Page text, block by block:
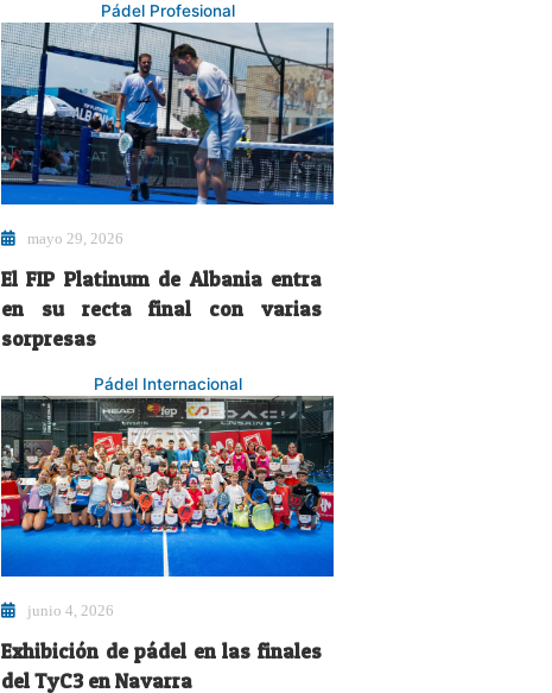
Pádel Profesional
mayo 29, 2026
El FIP Platinum de Albania entra
en su recta final con varias
sorpresas
Pádel Internacional
junio 4, 2026
Exhibición de pádel en las finales
del TyC3 en Navarra